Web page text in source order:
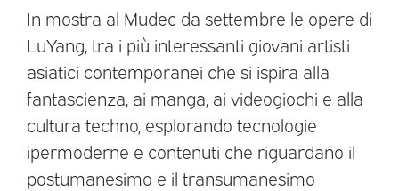
In mostra al Mudec da settembre le opere di
LuYang, tra i più interessanti giovani artisti
asiatici contemporanei che si ispira alla
fantascienza, ai manga, ai videogiochi e alla
cultura techno, esplorando tecnologie
ipermoderne e contenuti che riguardano il
postumanesimo e il transumanesimo